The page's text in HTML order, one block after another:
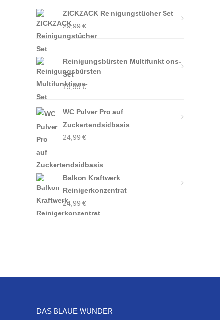
ZICKZACK Reinigungstücher Set
29,99 €
Reinigungsbürsten Multifunktions-
Set
19,99€
WC Pulver Pro auf
Zuckertendsidbasis
24,99 €
Balkon Kraftwerk
Reinigerkonzentrat
24,99 €
DAS BLAUE WUNDER